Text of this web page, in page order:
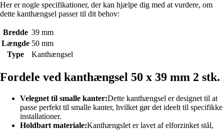
Her er nogle specifikationer, der kan hjælpe dig med at vurdere, om
dette kanthængsel passer til dit behov:
Bredde 39 mm
Længde 50 mm
Type
Kanthængsel
Fordele ved kanthængsel 50 x 39 mm 2 stk.
Velegnet til smalle kanter:Dette kanthængsel er designet til at
passe perfekt til smalle kanter, hvilket gør det ideelt til specifikke
installationer.
Holdbart materiale:Kanthængslet er lavet af elforzinket stål,